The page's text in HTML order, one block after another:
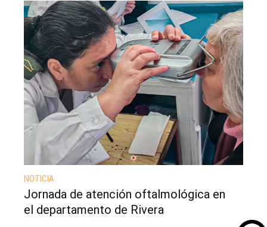
Jornada de atención oftalmológica en
el departamento de Rivera
NOTICIA